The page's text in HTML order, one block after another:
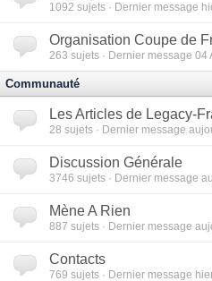
1092 sujets · Dernier message
Organisation Coupe de
263 sujets · Dernier message 04
Communauté
Les Articles de Legacy-
28 sujets · Dernier message
Discussion Générale
3746 sujets · Dernier message
Mène A Rien
887 sujets · Dernier message
Contacts
769 sujets · Dernier message